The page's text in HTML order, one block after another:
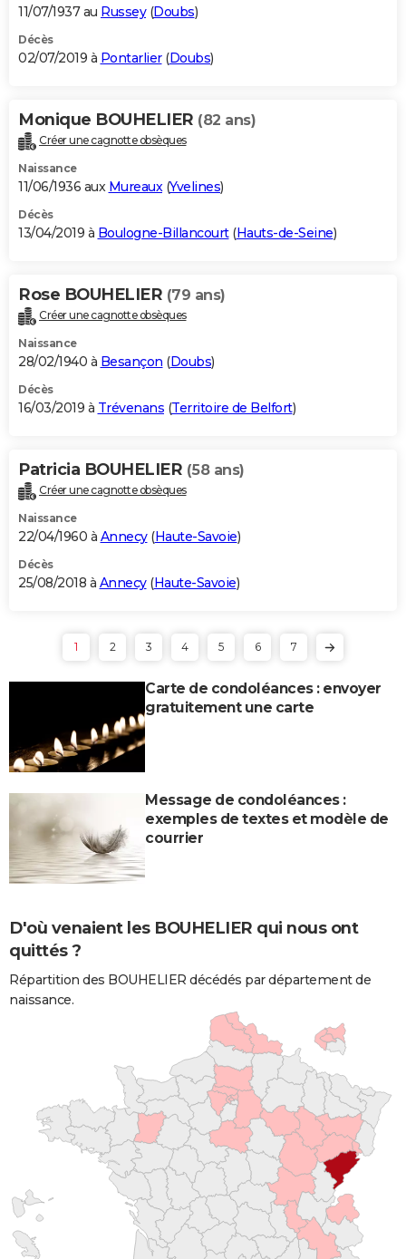
11/07/1937 au Russey(Doubs)
Décès
02/07/2019 à Pontarlier(Doubs)
Monique BOUHELIER (82 ans)
Créer une cagnotte obsèques
Naissance
11/06/1936 aux Mureaux(Yvelines)
Décès
13/04/2019 à Boulogne-Billancourt(Hauts-de-Seine)
Rose BOUHELIER (79 ans)
Créer une cagnotte obsèques
Naissance
28/02/1940 à Besançon (Doubs)
Décès
16/03/2019 à Trévenans (Territoire de Belfort)
Patricia BOUHELIER (58 ans)
Créer une cagnotte obsèques
Naissance
22/04/1960 à Annecy(Haute-Savoie)
Décès
25/08/2018 à Annecy(Haute-Savoie)
1 2 3 4 5 6 7
Carte de condoléances : envoyer
gratuitement une carte
Message de condoléances :
exemples de textes et modèle de
courrier
D'où venaient les BOUHELIER qui nous ont
quittés ?
Répartition des BOUHELIER décédés par département de
naissance.